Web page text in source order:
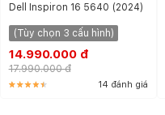
Dell Inspiron 16 5640 (2024)
(Tùy chọn 3 cấu hình)
14.990.000 đ
17.990.000 đ
14 đánh giá